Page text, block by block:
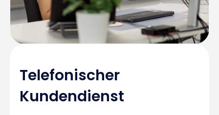
Telefonischer
Kundendienst